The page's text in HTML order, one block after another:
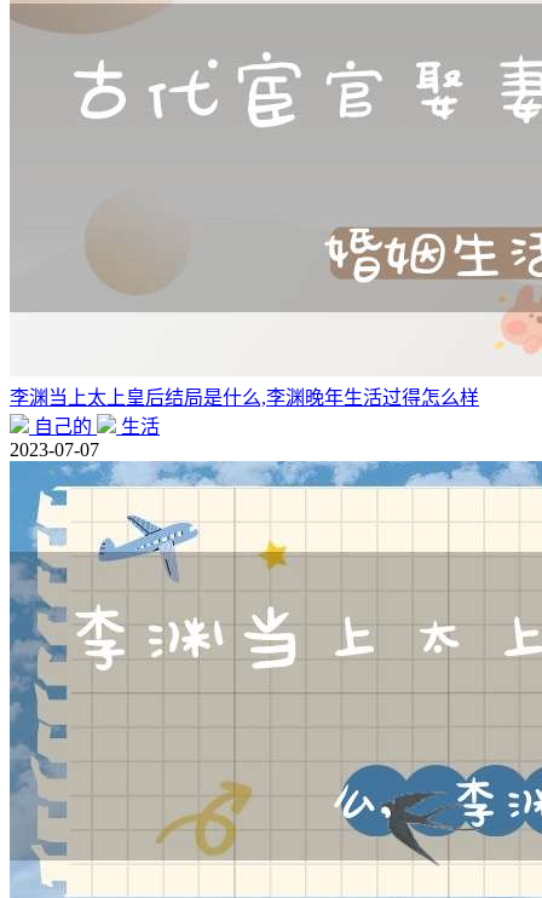
李渊当上太上皇后结局是什么,李渊晚年生活过得怎么样
自己的
生活
2023-07-07